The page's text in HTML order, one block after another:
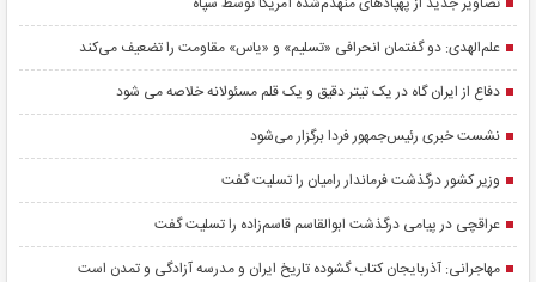
علم‌الهدی: دو گفتمان انحرافی «تسلیم» و «یاس» مقاومت را تضعیف می‌کند
دفاع از ایران گاه در یک تیتر دقیق و یک قلم مسئولانه خلاصه می شود
نشست خبری رئیس‌جمهور فردا برگزار می‌شود
وزیر کشور درگذشت فرماندار رامیان را تسلیت گفت
عراقچی در پیامی درگذشت ابوالقاسم قاسم‌زاده را تسلیت گفت
مهاجرانی: آذربایجان کتاب گشوده تاریخ ایران و مدرسه آزادگی و تمدن است